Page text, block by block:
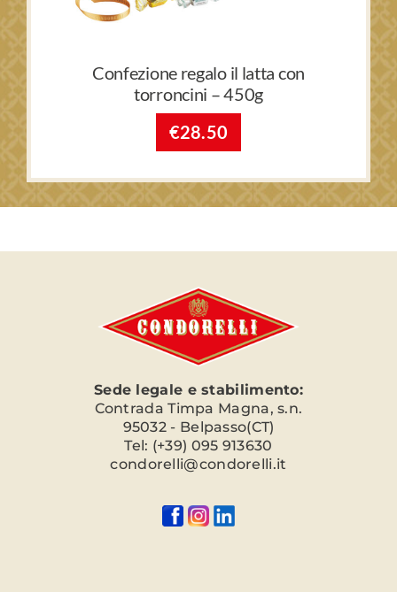
Confezione regalo il latta con
torroncini – 450g
€28.50
Sede legale e stabilimento:
Contrada Timpa Magna, s.n.
95032 - Belpasso(CT)
Tel: (+39) 095 913630
condorelli@condorelli.it